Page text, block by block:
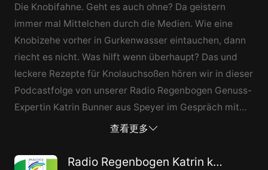
Die Knobifahne. Geht es auch ohne? Da geistern
immer mal Mittelchen durch die Medien. Wie eine
Knobizehe vorher in Gurkenwasser eintauchen, dann
riecht es nicht. Was hilft wenn überhaupt? Das und
leckere Rezepte für Knolauchsoßen hören wir in dieser
Podcastfolge von unserer Radio Regenbogen Genuss-
Expertin Katrin Bunner aus Speyer im Gespräch mit
查看更多
Radio Regenbogen Katrin kocht